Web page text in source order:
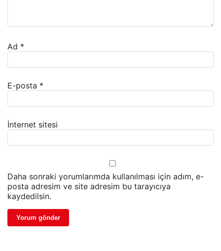
Ad *
E-posta *
İnternet sitesi
Daha sonraki yorumlarımda kullanılması için adım, e-
posta adresim ve site adresim bu tarayıcıya
kaydedilsin.